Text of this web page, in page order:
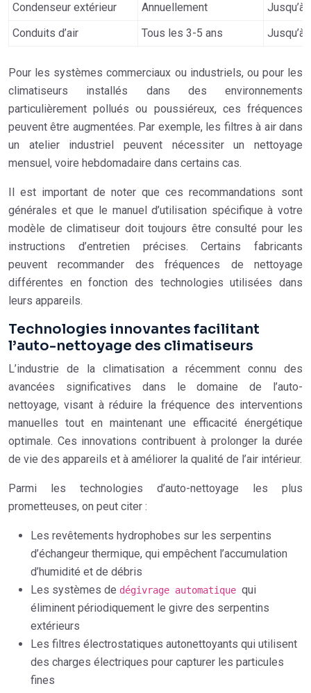
Condenseur extérieur
Annuellement
Jusqu’à
Conduits d’air
Tous les 3-5 ans Jusqu’à
Pour les systèmes commerciaux ou industriels, ou pour les
climatiseurs installés dans des environnements
particulièrement pollués ou poussiéreux, ces fréquences
peuvent être augmentées. Par exemple, les filtres à air dans
un atelier industriel peuvent nécessiter un nettoyage
mensuel, voire hebdomadaire dans certains cas.
Il est important de noter que ces recommandations sont
générales et que le manuel d’utilisation spécifique à votre
modèle de climatiseur doit toujours être consulté pour les
instructions d’entretien précises. Certains fabricants
peuvent recommander des fréquences de nettoyage
différentes en fonction des technologies utilisées dans
leurs appareils.
Technologies innovantes facilitant
l’auto-nettoyage des climatiseurs
L’industrie de la climatisation a récemment connu des
avancées significatives dans le domaine de l’auto-
nettoyage, visant à réduire la fréquence des interventions
manuelles tout en maintenant une efficacité énergétique
optimale. Ces innovations contribuent à prolonger la durée
de vie des appareils et à améliorer la qualité de l’air intérieur.
Parmi les technologies d’auto-nettoyage les plus
prometteuses, on peut citer :
Les revêtements hydrophobes sur les serpentins
d’échangeur thermique, qui empêchent l’accumulation
d’humidité et de débris
Les systèmes de dégivrage automatique qui
éliminent périodiquement le givre des serpentins
extérieurs
Les filtres électrostatiques autonettoyants qui utilisent
des charges électriques pour capturer les particules
fines